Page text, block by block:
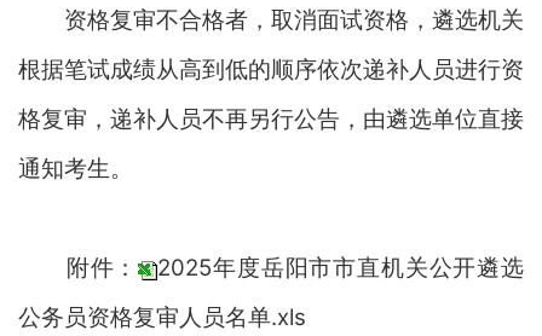
资格复审不合格者，取消面试资格，遴选机关
根据笔试成绩从高到低的顺序依次递补人员进行资
格复审，递补人员不再另行公告，由遴选单位直接
通知考生。
附件：
2025年度岳阳市市直机关公开遴选
公务员资格复审人员名单.xls